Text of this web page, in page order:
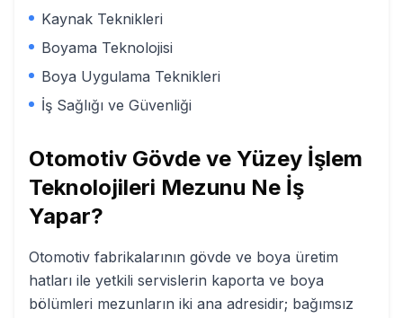
Kaynak Teknikleri
Boyama Teknolojisi
Boya Uygulama Teknikleri
İş Sağlığı ve Güvenliği
Otomotiv Gövde ve Yüzey İşlem
Teknolojileri Mezunu Ne İş
Yapar?
Otomotiv fabrikalarının gövde ve boya üretim
hatları ile yetkili servislerin kaporta ve boya
bölümleri mezunların iki ana adresidir; bağımsız